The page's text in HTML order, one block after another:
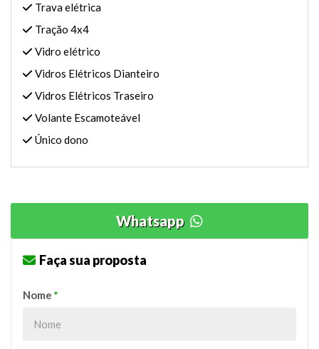
Trava elétrica
Tração 4x4
Vidro elétrico
Vidros Elétricos Dianteiro
Vidros Elétricos Traseiro
Volante Escamoteável
Único dono
Whatsapp
Faça sua proposta
Nome *